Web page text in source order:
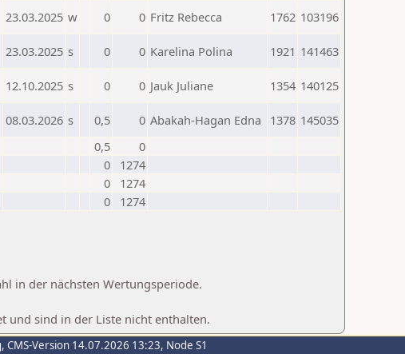
23.03.2025 w 0 0 Fritz Rebecca 1762 103196
23.03.2025 s 0 0 Karelina Polina 1921 141463
12.10.2025 s 0 0 Jauk Juliane 1354 140125
08.03.2026 s 0,5 0 Abakah-Hagan Edna 1378 145035
0,5
0
0
1274
0
1274
0
1274
in der nächsten Wertungsperiode.
und sind in der Liste nicht enthalten.
, CMS-Version 14.07.2026 13:23, Node S1